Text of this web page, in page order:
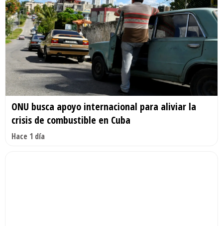
ONU busca apoyo internacional para aliviar la
crisis de combustible en Cuba
Hace 1 día